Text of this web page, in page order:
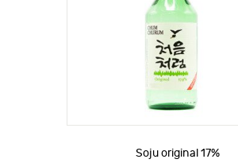
Soju original 17%